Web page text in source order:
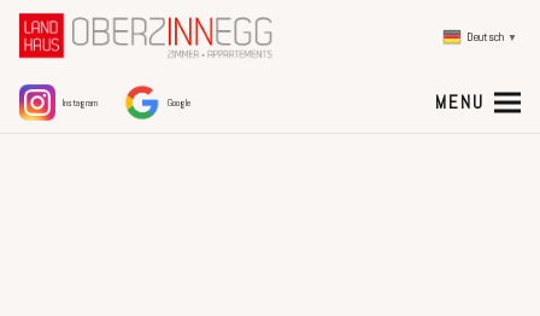
Deutsch ▼
Instagram Google MENU